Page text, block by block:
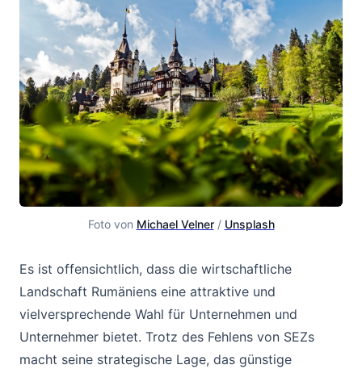
Foto von Michael Velner / Unsplash
Es ist offensichtlich, dass die wirtschaftliche
Landschaft Rumäniens eine attraktive und
vielversprechende Wahl für Unternehmen und
Unternehmer bietet. Trotz des Fehlens von SEZs
macht seine strategische Lage, das günstige